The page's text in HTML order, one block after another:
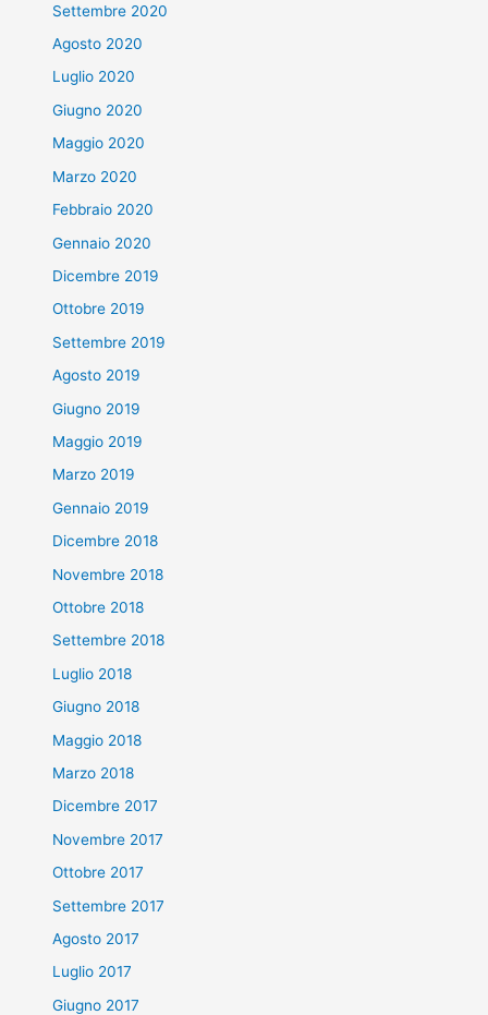
Settembre 2020
Agosto 2020
Luglio 2020
Giugno 2020
Maggio 2020
Marzo 2020
Febbraio 2020
Gennaio 2020
Dicembre 2019
Ottobre 2019
Settembre 2019
Agosto 2019
Giugno 2019
Maggio 2019
Marzo 2019
Gennaio 2019
Dicembre 2018
Novembre 2018
Ottobre 2018
Settembre 2018
Luglio 2018
Giugno 2018
Maggio 2018
Marzo 2018
Dicembre 2017
Novembre 2017
Ottobre 2017
Settembre 2017
Agosto 2017
Luglio 2017
Giugno 2017